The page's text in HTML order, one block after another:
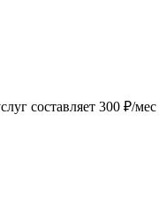
составляет 300 ₽/мес